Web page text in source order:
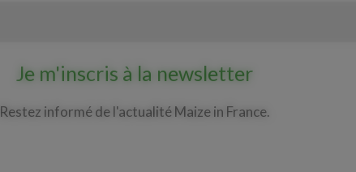
Je m'inscris à la newsletter
Restez informé de l'actualité Maize in France.